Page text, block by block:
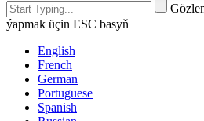
ýapmak üçin ESC basyň
English
French
German
Portuguese
Spanish